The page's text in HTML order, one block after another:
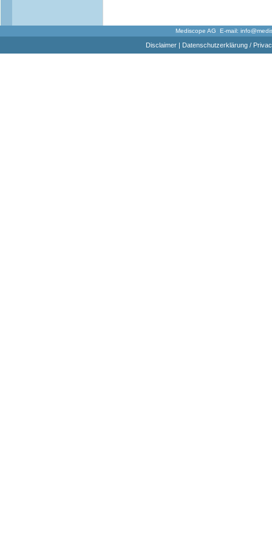
Mediscope AG E-mail:
Disclaimer| Datenschutzerklärung /